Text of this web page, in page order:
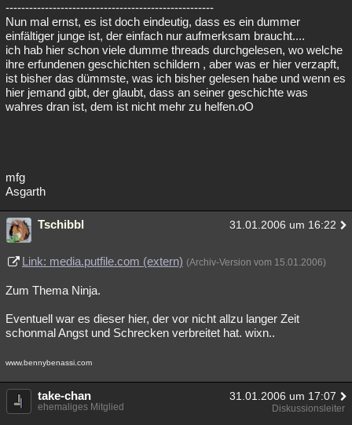
-----------------------------------------------------
Nun mal ernst, es ist doch eindeutig, dass es ein dummer
einfältiger junge ist, der einfach nur aufmerksam braucht....
ich hab hier schon viele dumme threads durchgelesen, wo welche
ihre erfundenen geschichten schildern , aber was er hier verzapft,
ist bisher das dümmste, was ich bisher gelesen habe und wenn es
hier jemand gibt, der glaubt, dass an seiner geschichte was
wahres dran ist, dem ist nicht mehr zu helfen.oO
mfg
Asgarth
Tschibbl 31.01.2006 um 16:22
Link: media.putfile.com (extern) (Archiv-Version vom 15.01.2006)
Zum Thema Ninja.
Eventuell war es dieser hier, der vor nicht allzu langer Zeit
schonmal Angst und Schrecken verbreitet hat. wixn..
www.bennybenassi.com
take-chan 31.01.2006 um 17:07
ehemaliges Mitglied Diskussionsleiter